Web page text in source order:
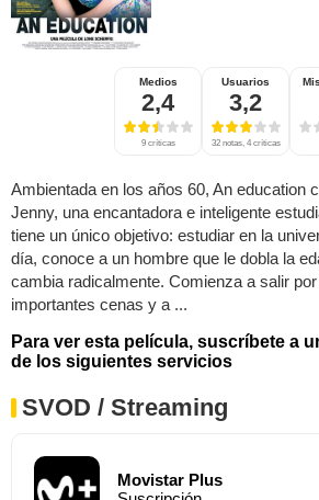
Medios
2,4
9 críticas
Usuarios
3,2
32 notas, 4 críticas
Ambientada en los años 60, An education
Jenny, una encantadora e inteligente
tiene un único objetivo: estudiar en la
día, conoce a un hombre que le dobla la
cambia radicalmente. Comienza a salir
importantes cenas y a ...
Para ver esta película, suscríbete a
de los siguientes servicios
SVOD / Streaming
Movistar Plus